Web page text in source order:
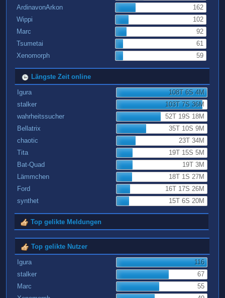
ArdinavonArkon
162
Wippi
102
Marc
92
Tsumetai
61
Xenomorph
59
Längste Zeit online
Igura
108T 6S 4M
stalker
103T 7S 36M
wahrheitssucher
52T 19S 18M
Bellatrix
35T 10S 9M
chaotic
23T 34M
Tita
19T 15S 5M
Bat-Quad
19T 3M
Lämmchen
18T 1S 27M
Ford
16T 17S 26M
synthet
15T 6S 20M
Top gelikte Meldungen
Top gelikte Nutzer
Igura
116
stalker
67
Marc
55